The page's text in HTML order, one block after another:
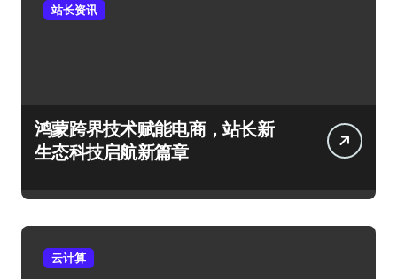
站长资讯
鸿蒙跨界技术赋能电商，站长新
生态科技启航新篇章
云计算